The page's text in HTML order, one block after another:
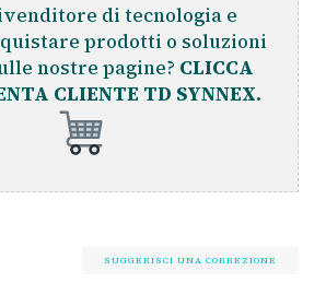
di tecnologia e
prodotti o soluzioni
nostre pagine? CLICCA
CLIENTE TD SYNNEX.
SUGGERISCI UNA CORREZIONE